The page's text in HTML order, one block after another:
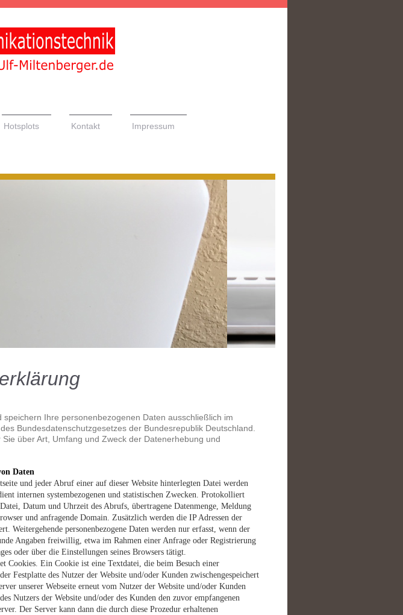
Hotsplots Kontakt Impressum
Ihre personenbezogenen Daten ausschließlich im
Bundesdatenschutzgesetzes der Bundesrepublik Deutschland.
über Art, Umfang und Zweck der Datenerhebung und
Daten
und jeder Abruf einer auf dieser Website hinterlegten Datei werden
internen systembezogenen und statistischen Zwecken. Protokolliert
Datum und Uhrzeit des Abrufs, übertragene Datenmenge, Meldung
und anfragende Domain. Zusätzlich werden die IP Adressen der
Weitergehende personenbezogene Daten werden nur erfasst, wenn der
Angaben freiwillig, etwa im Rahmen einer Anfrage oder Registrierung
oder über die Einstellungen seines Browsers tätigt.
Cookies. Ein Cookie ist eine Textdatei, die beim Besuch einer
Festplatte des Nutzer der Website und/oder Kunden zwischengespeichert
unserer Webseite erneut vom Nutzer der Website und/oder Kunden
Nutzers der Website und/oder des Kunden den zuvor empfangenen
Der Server kann dann die durch diese Prozedur erhaltenen